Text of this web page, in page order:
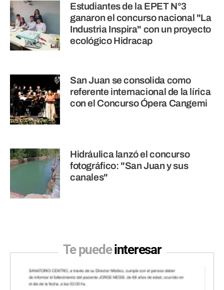
Estudiantes de la EPET N°3
ganaron el concurso nacional "La
Industria Inspira" con un proyecto
ecológico Hidracap
San Juan se consolida como
referente internacional de la lírica
con el Concurso Ópera Cangemi
Hidráulica lanzó el concurso
fotográfico: "San Juan y sus
canales"
Te puedeinteresar